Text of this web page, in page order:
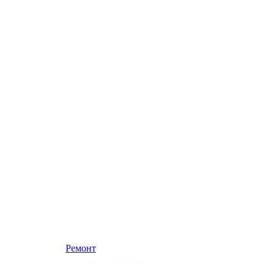
Ремонт